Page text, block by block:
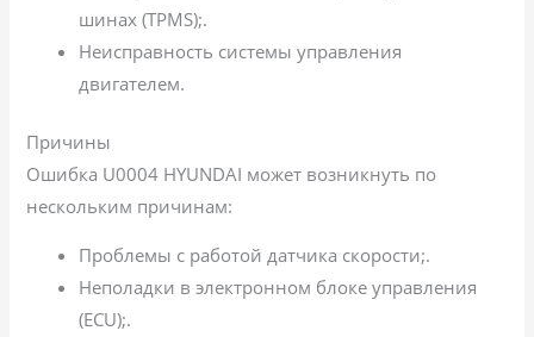
шинах (TPMS);.
Неисправность системы управления
двигателем.
Причины
Ошибка U0004 HYUNDAI может возникнуть по
нескольким причинам:
Проблемы с работой датчика скорости;.
Неполадки в электронном блоке управления
(ECU);.